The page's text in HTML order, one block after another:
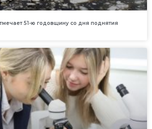
51-ю годовщину со дня поднятия